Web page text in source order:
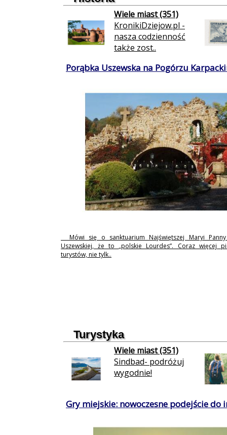
Wiele miast (351)
KronikiDziejow.pl -
nasza codzienność
także zost..
Porąbka Uszewska na Pogórzu
Mówi się o sanktuarium Najświętszej Maryi
Uszewskiej, że to „polskie Lourdes”. Coraz więcej
turystów, nie tylk..
Turystyka
Wiele miast (351)
Sindbad- podróżuj
wygodnie!
Gry miejskie: nowoczesne podejście do